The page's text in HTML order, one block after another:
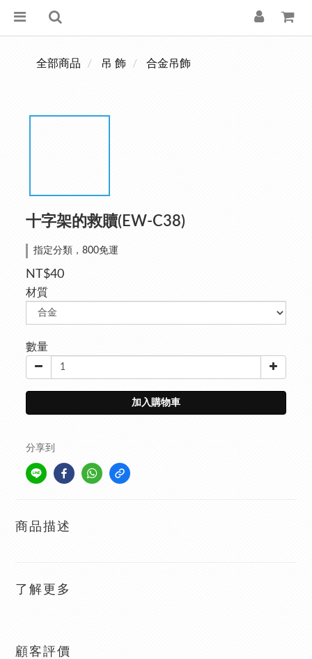
全部商品 吊 飾 合金吊飾
十字架的救贖(EW-C38)
指定分類，800免運
NT$40
材質
數量
加入購物車
分享到
商品描述
了解更多
顧客評價